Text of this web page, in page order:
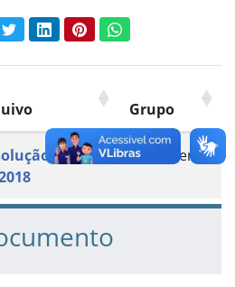
conteúdo:
TwitterLinkedInPinterestWhatsApp
Grupo
n.º
Documento